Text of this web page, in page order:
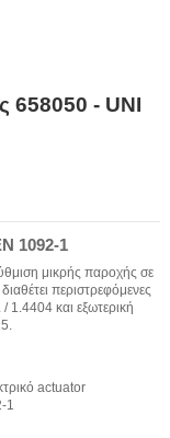
658050 - UNI
1092-1
μικρής παροχής σε
περιστρεφόμενες
και εξωτερική
actuator
1